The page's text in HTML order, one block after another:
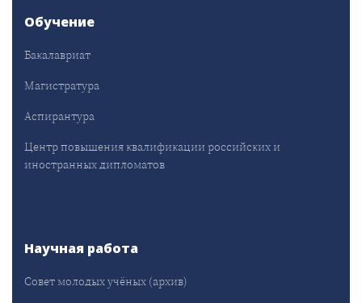
Обучение
Бакалавриат
Магистратура
Аспирантура
Центр повышения квалификации российских и
иностранных дипломатов
Научная работа
Совет молодых учёных (архив)